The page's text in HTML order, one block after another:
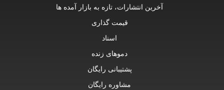
آخرین انتشارات، تازه به بازار آمده ها
قیمت گذاری
اسناد
دموهای زنده
پشتیبانی رایگان
مشاوره رایگان